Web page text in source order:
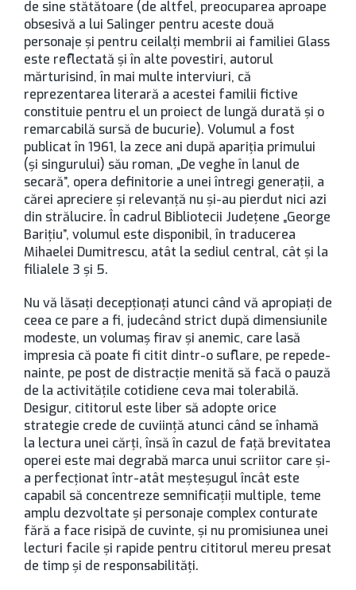
de sine stătătoare (de altfel, preocuparea aproape
obsesivă a lui Salinger pentru aceste două
personaje și pentru ceilalți membrii ai familiei Glass
este reflectată și în alte povestiri, autorul
mărturisind, în mai multe interviuri, că
reprezentarea literară a acestei familii fictive
constituie pentru el un proiect de lungă durată și o
remarcabilă sursă de bucurie). Volumul a fost
publicat în 1961, la zece ani după apariția primului
(și singurului) său roman, „De veghe în lanul de
secară”, opera definitorie a unei întregi generații, a
cărei apreciere și relevanță nu și-au pierdut nici azi
din strălucire. În cadrul Bibliotecii Județene „George
Barițiu”, volumul este disponibil, în traducerea
Mihaelei Dumitrescu, atât la sediul central, cât și la
filialele 3 și 5.
Nu vă lăsați decepționați atunci când vă apropiați de
ceea ce pare a fi, judecând strict după dimensiunile
modeste, un volumaș firav și anemic, care lasă
impresia că poate fi citit dintr-o suflare, pe repede-
nainte, pe post de distracție menită să facă o pauză
de la activitățile cotidiene ceva mai tolerabilă.
Desigur, cititorul este liber să adopte orice
strategie crede de cuviință atunci când se înhamă
la lectura unei cărți, însă în cazul de față brevitatea
operei este mai degrabă marca unui scriitor care și-
a perfecționat într-atât meșteșugul încât este
capabil să concentreze semnificații multiple, teme
amplu dezvoltate și personaje complex conturate
fără a face risipă de cuvinte, și nu promisiunea unei
lecturi facile și rapide pentru cititorul mereu presat
de timp și de responsabilități.